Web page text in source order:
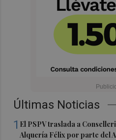
Últimas Noticias
1 El PSPV traslada a
Alquería Félix por parte del